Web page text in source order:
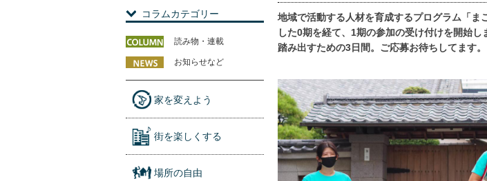
地域で活動する人材を育成するプログラム「ま
した0期を経て、1期の参加の受け付けを開始
踏み出すための3日間。ご応募お待ちしてます。
コラムカテゴリー
読み物・連載
お知らせなど
家を変えよう
街を楽しくする
場所の自由